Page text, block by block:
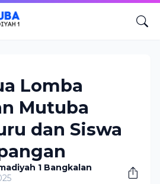
Lomba
Mutuba
dan Siswa
1 Bangkalan